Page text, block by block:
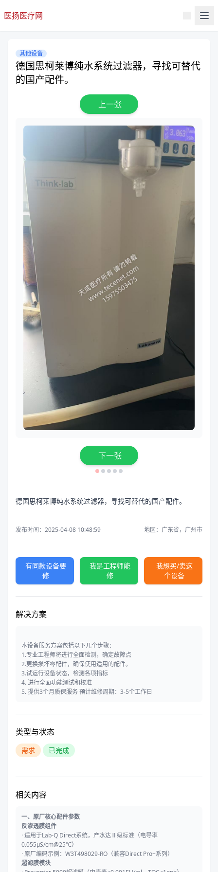
医扬医疗网
其他设备
德国思柯莱博纯水系统过滤器，寻找可替代
的国产配件。
上一张
下一张
德国思柯莱博纯水系统过滤器，寻找可替代的国产配件。
发布时间：2025-04-08 10:48:59 地区：广东省，广州市
有同款设备要
修
我是工程师能
修
我想买/卖这
个设备
解决方案
本设备服务方案包括以下几个步骤：
1.专业工程师将进行全面检测，确定故障点
2.更换损坏零配件，确保使用适用的配件。
3.试运行设备状态，检测各项指标
4. 进行全面功能测试和校准
5. 提供3个月质保服务 预计维修周期：3-5个工作日
类型与状态
需求 已完成
相关内容
一、原厂核心配件参数
反渗透膜组件
·适用于Lab-Q Direct系统，产水达Ⅱ级标准（电导率
0.055μS/cm@25℃）
·原厂编码示例：W3T498029-RO（兼容Direct Pro+系列）
超滤膜模块